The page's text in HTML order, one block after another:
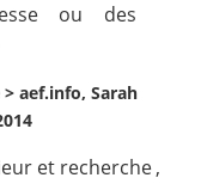
ou des
aef.info, Sarah
et recherche,